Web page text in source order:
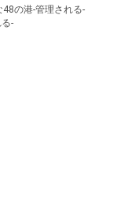
48の港-管理される-
-